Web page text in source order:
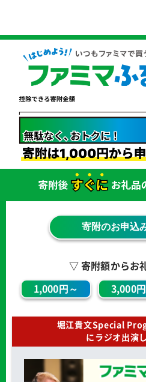
寄附のお申込
▽ 寄附額からお
1,000円～ 3,000
堀江貴文Special
にラジオ出演